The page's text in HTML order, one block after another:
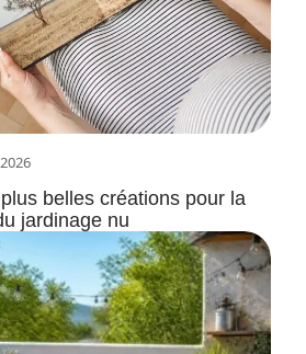
belles créations pour la
jardinage nu